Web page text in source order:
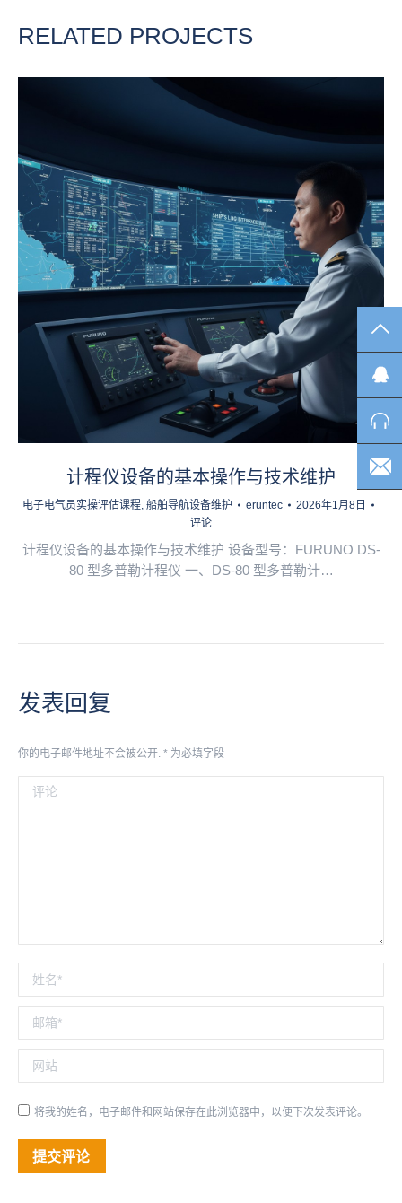
RELATED PROJECTS
计程仪设备的基本操作与技术维护
电子电气员实操评估课程, 船舶导航设备维护 eruntec
2026年1月8日
评论
计程仪设备的基本操作与技术维护 设备型号：FURUNO DS-
80 型多普勒计程仪 一、DS-80 型多普勒计…
发表回复
你的电子邮件地址不会被公开. * 为必填字段
评论
姓名 *
邮箱 *
网站
将我的姓名，电子邮件和网站保存在此浏览器中，以便下次发表评论。
提交评论